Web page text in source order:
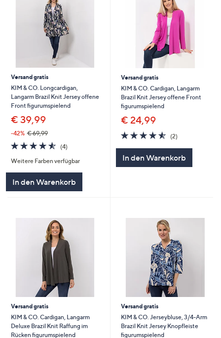
Versand gratis
KIM & CO. Longcardigan,
Langarm Brazil Knit Jersey offene
Front figurumspielend
€ 39,99
-42% € 69,99
4.5
von
5
(4)4
Weitere Farben verfügbar
In den Warenkorb
Versand gratis
KIM & CO. Cardigan, Langarm
Brazil Knit Jersey offene Front
figurumspielend
€ 24,99
4.5
von
(2)2
In den Warenkorb
Versand gratis
KIM & CO. Cardigan, Langarm
Deluxe Brazil Knit Raffung im
Rücken figurumspielend
Versand gratis
KIM & CO. Jerseybluse, 3/4-Arm
Brazil Knit Jersey Knopfleiste
figurumspielend